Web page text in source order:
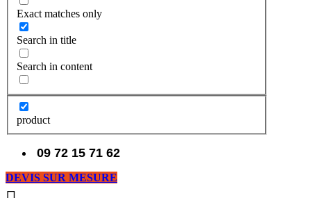
Exact matches only
Search in title
Search in content
product
09 72 15 71 62
DEVIS SUR MESURE